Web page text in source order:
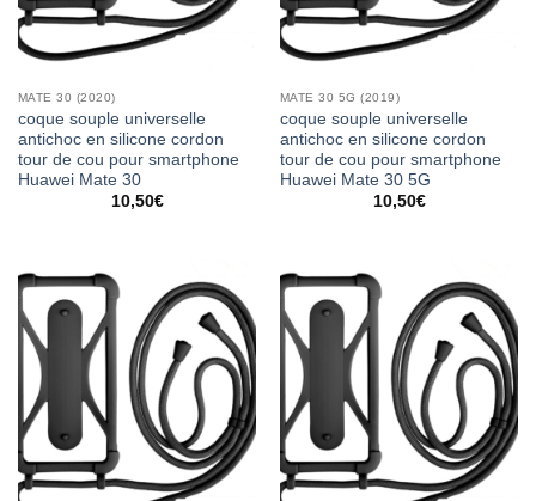
MATE 30 (2020)
coque souple universelle
antichoc en silicone cordon
tour de cou pour smartphone
Huawei Mate 30
10,50€
MATE 30 5G (2019)
coque souple universelle
antichoc en silicone cordon
tour de cou pour smartphone
Huawei Mate 30 5G
10,50€